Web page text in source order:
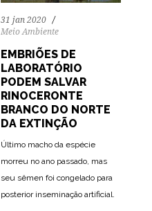
31 jan 2020
Meio Ambiente
EMBRIÕES DE
LABORATÓRIO
PODEM SALVAR
RINOCERONTE
BRANCO DO NORTE
DA EXTINÇÃO
Último macho da espécie
morreu no ano passado, mas
seu sêmen foi congelado para
posterior inseminação artificial.